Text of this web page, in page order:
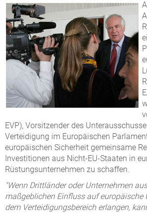
EVP), Vorsitzender des
Verteidigung im Europäischen
europäischen Sicherheit gemeinsame
Investitionen aus Nicht-EU-Staaten in
Rüstungsunternehmen zu schaffen.
"Wenn Drittländer oder Unternehmen
maßgeblichen Einfluss auf europäische
dem Verteidigungsbereich erlangen,